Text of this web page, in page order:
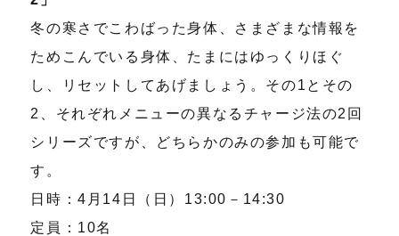
冬の寒さでこわばった身体、さまざまな情報を
ためこんでいる身体、たまにはゆっくりほぐ
し、リセットしてあげましょう。その1とその
2、それぞれメニューの異なるチャージ法の2回
シリーズですが、どちらかのみの参加も可能で
す。
日時：4月14日（日）13:00－14:30
定員：10名